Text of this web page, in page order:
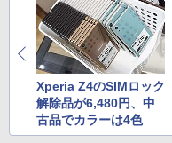
Xperia Z4のSIMロック
解除品が6,480円、中
古品でカラーは4色